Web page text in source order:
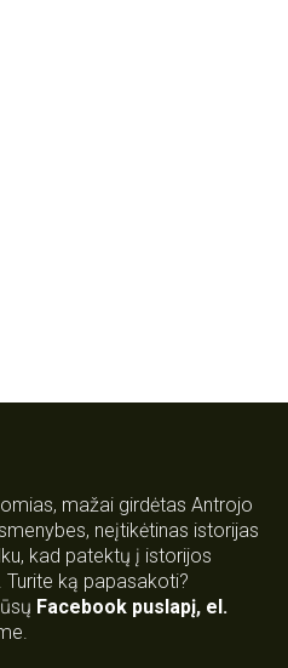
mažai girdėtas Antrojo
neįtikėtinas istorijas
kad patektų į istorijos
ką papasakoti?
Facebook puslapį, el.